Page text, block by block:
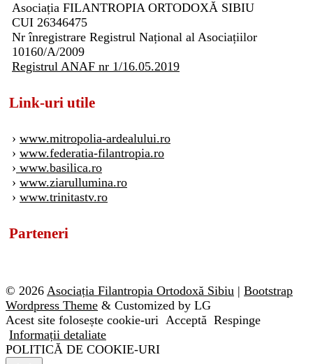
Asociația FILANTROPIA ORTODOXĂ SIBIU
CUI 26346475
Nr înregistrare Registrul Național al Asociațiilor
10160/A/2009
Registrul ANAF nr 1/16.05.2019
Link-uri utile
› www.mitropolia-ardealului.ro
› www.federatia-filantropia.ro
› www.basilica.ro
› www.ziarullumina.ro
› www.trinitastv.ro
Parteneri
© 2026 Asociația Filantropia Ortodoxă Sibiu | Bootstrap
Wordpress Theme & Customized by LG
Acest site folosește cookie-uri Acceptă Respinge
Informații detaliate
POLITICĂ DE COOKIE-URI